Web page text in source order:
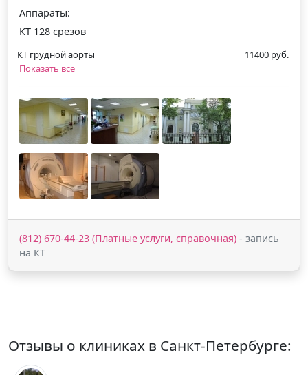
Аппараты:
КТ 128 срезов
КТ грудной аорты
11400 руб.
Показать все
(812) 670-44-23 (Платные услуги, справочная) - запись
на КТ
Отзывы о клиниках в Санкт-Петербурге: